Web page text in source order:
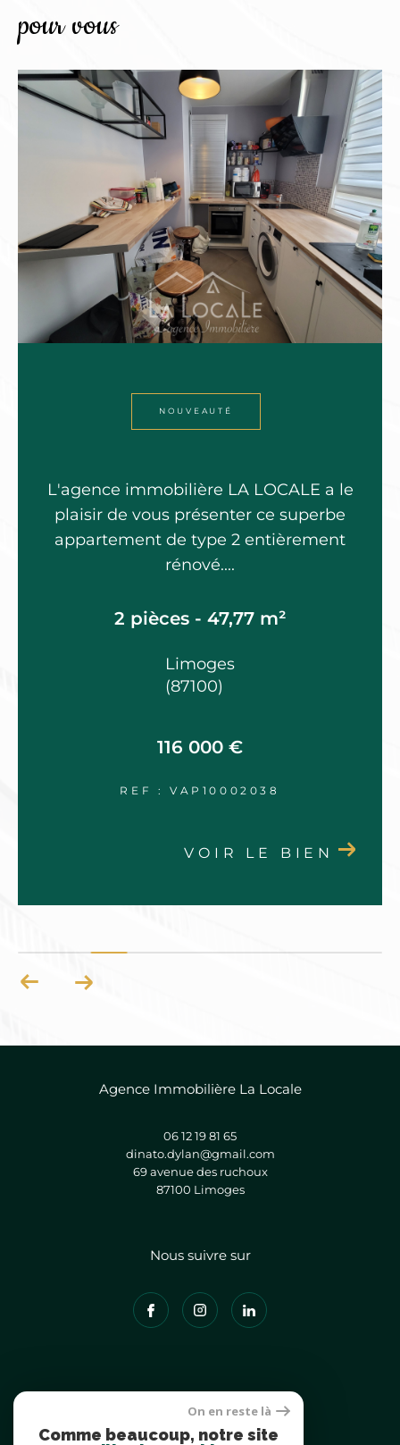
pour vous
NOUVEAUTÉ
L'agence immobilière LA LOCALE a le
plaisir de vous présenter ce superbe
appartement de type 2 entièrement
rénové....
2 pièces - 47,77 m²
Limoges
(87100)
116 000 €
REF : VAP10002038
VOIR LE BIEN
Agence Immobilière La Locale
06 12 19 81 65
dinato.dylan@gmail.com
69 avenue des ruchoux
87100
limoges
Nous suivre sur
On en reste là
Comme beaucoup, notre site